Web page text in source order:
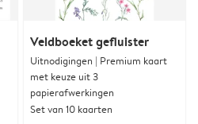
Veldboeket gefluister
Uitnodigingen | Premium kaart
met keuze uit 3
papierafwerkingen
Set van 10 kaarten